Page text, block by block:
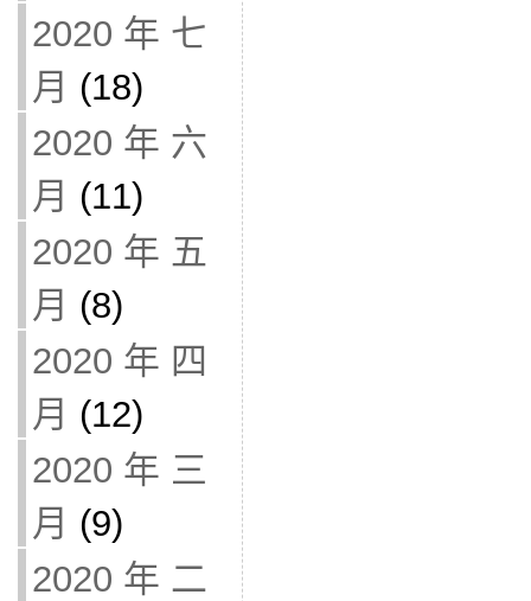
2020 年 七
月 (18)
2020 年 六
月 (11)
2020 年 五
月 (8)
2020 年 四
月 (12)
2020 年 三
月 (9)
2020 年 二